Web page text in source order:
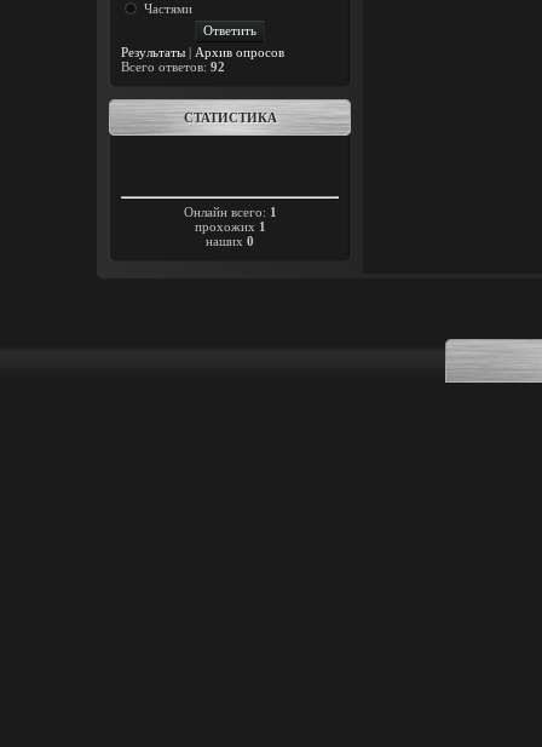
Частями
Результаты | Архив опросов
Всего ответов: 92
СТАТИСТИКА
Онлайн всего: 1
прохожих 1
наших 0